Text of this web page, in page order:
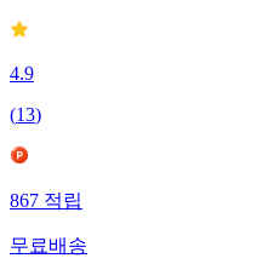
4.9
(13)
867 적립
무료배송